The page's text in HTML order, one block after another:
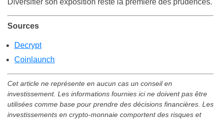
Sources
Decrypt
Coinlaunch
Cet article ne représente en aucun cas un conseil en
investissement. Les informations fournies ici ne doivent pas être
utilisées comme base pour prendre des décisions financières. Les
investissements en crypto-monnaie comportent des risques et